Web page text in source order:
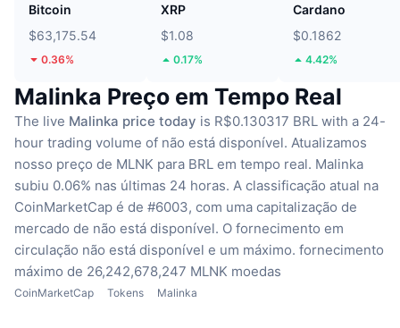
Bitcoin
$63,175.54
0.36%
XRP
$1.08
0.17%
Cardano
$0.1862
4.42%
Malinka Preço em Tempo Real
The live Malinka price today is R$0.130317 BRL with a 24-
hour trading volume of não está disponível. Atualizamos
nosso preço de MLNK para BRL em tempo real. Malinka
subiu 0.06% nas últimas 24 horas. A classificação atual na
CoinMarketCap é de #6003, com uma capitalização de
mercado de não está disponível. O fornecimento em
circulação não está disponível e um máximo. fornecimento
máximo de 26,242,678,247 MLNK moedas
CoinMarketCap Tokens Malinka